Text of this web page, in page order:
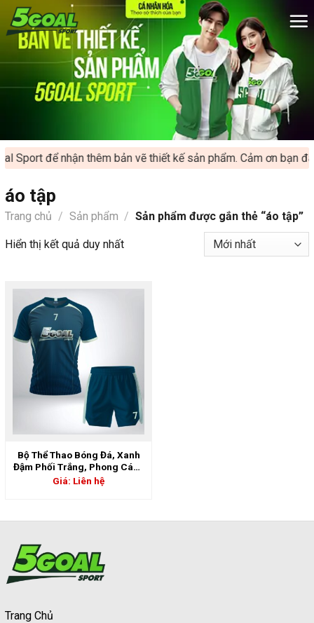
Chuyển
đến
dung
để nhận thêm bản vẽ thiết kế sản phẩm. Cảm ơn bạn đã
áo tập
Trang chủ / Sản phẩm / Sản phẩm được gắn thẻ “áo tập”
Hiển thị kết quả duy nhất
Bộ Thể Thao Bóng Đá, Xanh
Đậm Phối Trắng, Phong Cách
Thể Thao Mạnh Mẽ | 5GS-
Giá: Liên hệ
Trang Chủ